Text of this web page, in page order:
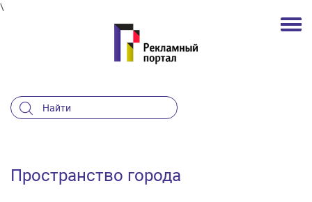
\
Пространство города